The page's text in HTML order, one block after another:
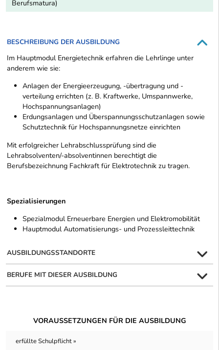
Berufsmatura)
BESCHREIBUNG DER AUSBILDUNG
Im Hauptmodul Energietechnik erfahren die Lehrlinge unter
anderem wie sie:
Anlagen der Energieerzeugung, -übertragung und -
verteilung errichten (z. B. Kraftwerke, Umspannwerke,
Hochspannungsanlagen)
Erdungsanlagen und Überspannungsschutzanlagen sowie
Schutztechnik für Hochspannungsnetze einrichten
Mit erfolgreicher Lehrabschlussprüfung sind die
Lehrabsolventen/-absolventinnen berechtigt die
Berufsbezeichnung Fachkraft für Elektrotechnik zu tragen.
Spezialisierungen
Spezialmodul Erneuerbare Energien und Elektromobilität
Hauptmodul Automatisierungs- und Prozessleittechnik
AUSBILDUNGSSTANDORTE
BERUFE MIT DIESER AUSBILDUNG
VORAUSSETZUNGEN FÜR DIE AUSBILDUNG
erfüllte Schulpflicht »